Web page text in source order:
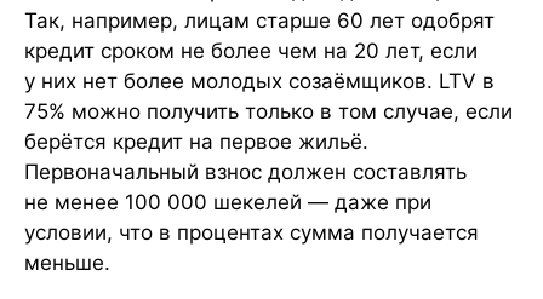
Так, например, лицам старше 60 лет одобрят
кредит сроком не более чем на 20 лет, если
у них нет более молодых созаёмщиков. LTV в
75% можно получить только в том случае, если
берётся кредит на первое жильё.
Первоначальный взнос должен составлять
не менее 100 000 шекелей — даже при
условии, что в процентах сумма получается
меньше.